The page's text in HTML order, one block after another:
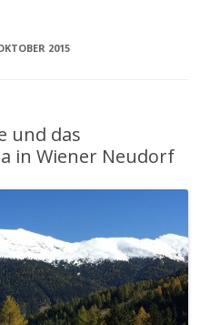
2015
und das
in Wiener Neudorf